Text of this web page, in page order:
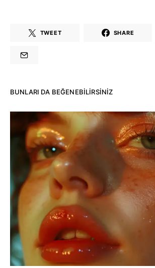
TWEET SHARE
BUNLARI DA BEĞENEBILIRSINIZ